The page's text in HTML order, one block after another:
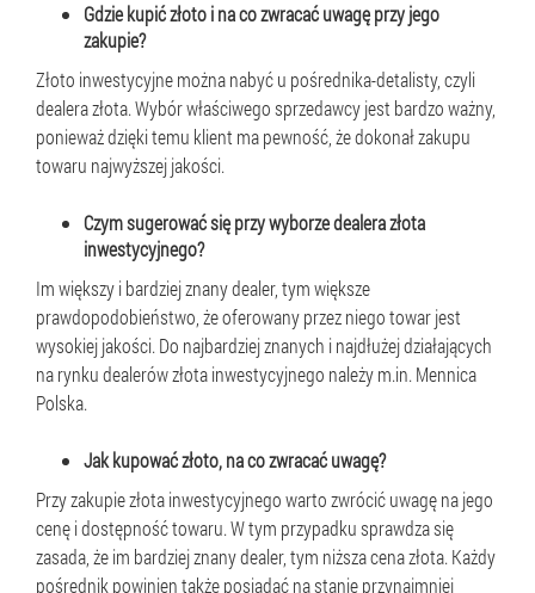
Gdzie kupić złoto i na co zwracać uwagę przy jego
zakupie?
Złoto inwestycyjne można nabyć u pośrednika-detalisty, czyli
dealera złota. Wybór właściwego sprzedawcy jest bardzo ważny,
ponieważ dzięki temu klient ma pewność, że dokonał zakupu
towaru najwyższej jakości.
Czym sugerować się przy wyborze dealera złota
inwestycyjnego?
Im większy i bardziej znany dealer, tym większe
prawdopodobieństwo, że oferowany przez niego towar jest
wysokiej jakości. Do najbardziej znanych i najdłużej działających
na rynku dealerów złota inwestycyjnego należy m.in. Mennica
Polska.
Jak kupować złoto, na co zwracać uwagę?
Przy zakupie złota inwestycyjnego warto zwrócić uwagę na jego
cenę i dostępność towaru. W tym przypadku sprawdza się
zasada, że im bardziej znany dealer, tym niższa cena złota. Każdy
pośrednik powinien także posiadać na stanie przynajmniej